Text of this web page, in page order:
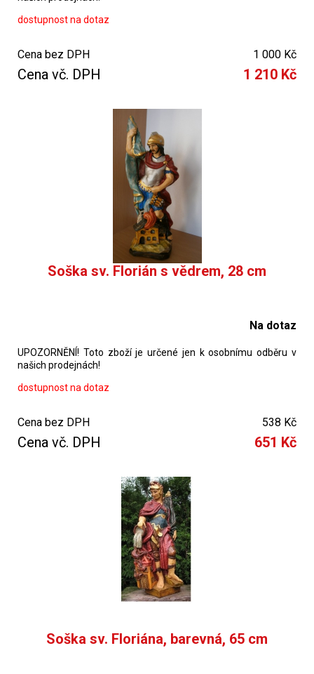
dostupnost na dotaz
Cena bez DPH 1 000 Kč
Cena vč. DPH 1 210 Kč
Soška sv. Florián s vědrem, 28 cm
Na dotaz
UPOZORNĚNÍ! Toto zboží je určené jen k osobnímu odběru v
našich prodejnách!
dostupnost na dotaz
Cena bez DPH 538 Kč
Cena vč. DPH 651 Kč
Soška sv. Floriána, barevná, 65 cm